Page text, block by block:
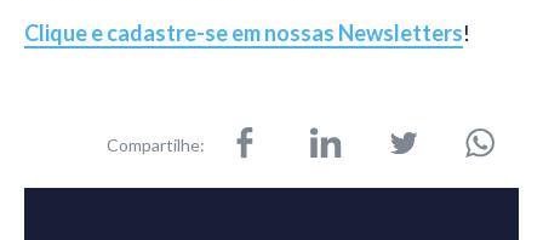
Clique e cadastre-se em nossas Newsletters!
Compartilhe: